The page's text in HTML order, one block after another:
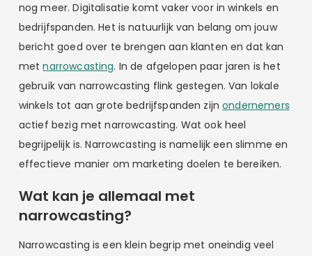
nog meer. Digitalisatie komt vaker voor in winkels en
bedrijfspanden. Het is natuurlijk van belang om jouw
bericht goed over te brengen aan klanten en dat kan
metnarrowcasting. In de afgelopen paar jaren is het
gebruik van narrowcasting flink gestegen. Van lokale
winkels tot aan grote bedrijfspanden zijnondernemers
actief bezig met narrowcasting. Wat ook heel
begrijpelijk is. Narrowcasting is namelijk een slimme en
effectieve manier om marketing doelen te bereiken.
Wat kan je allemaal met
narrowcasting?
Narrowcasting is een klein begrip met oneindig veel